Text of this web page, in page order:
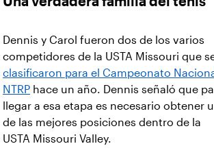
Dennis y Carol fueron dos de los varios
competidores de la USTA Missouri que
clasificaron para el Campeonato
NTRP hace un año. Dennis señaló que
llegar a esa etapa es necesario obtener
de las mejores posiciones dentro de la
USTA Missouri Valley.